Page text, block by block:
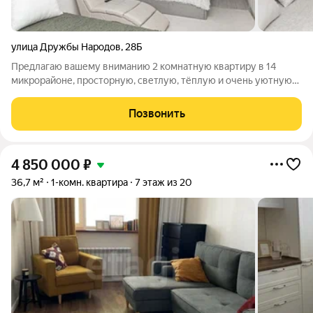
улица Дружбы Народов, 28Б
Предлагаю вашему вниманию 2 комнатную квартиру в 14
микрорайоне, просторную, светлую, тёплую и очень уютную
пластиковые. В квартире выполнен качественный
косметический ремонт. B шаговой
Позвонить
4 850 000 ₽
36,7 м² 1-комн. квартира 7 этаж из 20